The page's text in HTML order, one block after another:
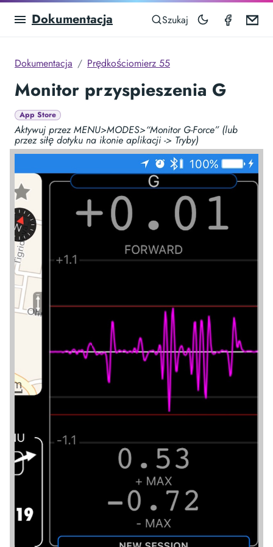
Dokumentacja Szukaj
Dokumentacja Prędkościomierz 55
Monitor przyspieszenia G
App Store
Aktywuj przez MENU>MODES>“Monitor G-Force” (lub
przez siłę dotyku na ikonie aplikacji -> Tryby)